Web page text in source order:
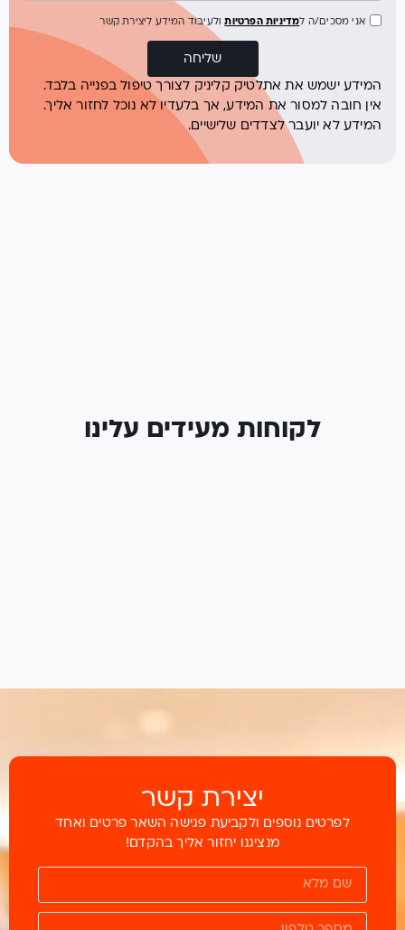
אני מסכים/ה למדיניות הפרטיותולעיבוד המידע ליצירת קשר
שליחה
המידע ישמש את אתלטיק קליניק לצורך טיפול בפנייה בלבד.
אין חובה למסור את המידע, אך בלעדיו לא נוכל לחזור אליך.
המידע לא יועבר לצדדים שלישיים.
לקוחות מעידים עלינו
יצירת קשר
לפרטים נוספים ולקביעת פגישה השאר פרטים ואחד
מנציגנו יחזור אליך בהקדם!